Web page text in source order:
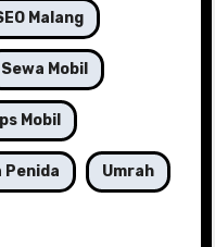
Malang
Sewa Mobil
Mobil
Penida Umrah